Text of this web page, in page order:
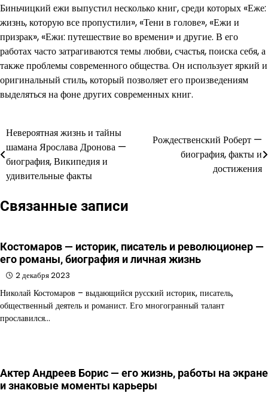
Биньчицкий ежи выпустил несколько книг, среди которых «Еже:
жизнь, которую все пропустили», «Тени в голове», «Ежи и
призрак», «Ежи: путешествие во времени» и другие. В его
работах часто затрагиваются темы любви, счастья, поиска себя, а
также проблемы современного общества. Он использует яркий и
оригинальный стиль, который позволяет его произведениям
выделяться на фоне других современных книг.
Навигация
по
записям
Невероятная жизнь и тайны
шамана Ярослава Дронова —
биография, Википедия и
удивительные факты
Рождественский Роберт —
биография, факты и
достижения
Связанные записи
Костомаров — историк, писатель и революционер —
его романы, биография и личная жизнь
2 декабря 2023
Николай Костомаров – выдающийся русский историк, писатель,
общественный деятель и романист. Его многогранный талант
прославился…
Актер Андреев Борис — его жизнь, работы на экране
и знаковые моменты карьеры